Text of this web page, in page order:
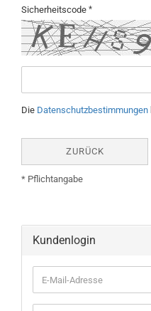
Sicherheitscode
Die Datenschutzbestimmungen
ZURÜCK
* Pflichtangabe
Kundenlogin
E-
Mail-
Adresse